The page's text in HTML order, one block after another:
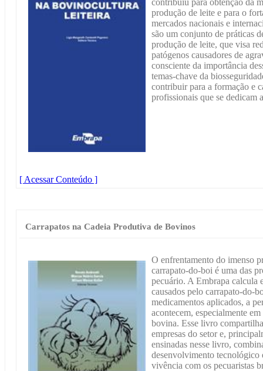
produção de leite e para o
mercados nacionais e
são um conjunto de práticas
produção de leite, que visa
patógenos causadores de
consciente da importância
temas-chave da
contribuir para a formação e
profissionais que se dedicam
[ Acessar Conteúdo ]
Carrapatos na Cadeia Produtiva de Bovinos
O enfrentamento do imenso
carrapato-do-boi é uma das
pecuário. A Embrapa calcula
causados pelo carrapato-do-
medicamentos aplicados, a
acontecem, especialmente
bovina. Esse livro
empresas do setor e,
ensinadas nesse livro,
desenvolvimento tecnológico
vivência com os pecuaristas